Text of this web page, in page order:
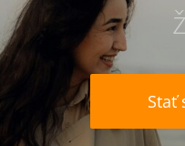
Stať